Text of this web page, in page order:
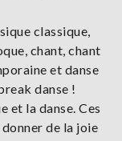
classique,
chant, chant
et danse
danse !
et la danse. Ces
de la joie